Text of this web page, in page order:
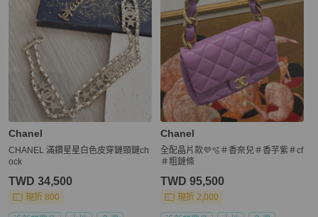
Chanel
CHANEL 滿鑽星星白色皮穿鏈頸鏈ch
ock
TWD 34,500
現折 800
Chanel
全配晶片款💜🫧＃香奈兒＃香芋紫＃cf
＃粗鏈條
TWD 95,500
現折 2,000